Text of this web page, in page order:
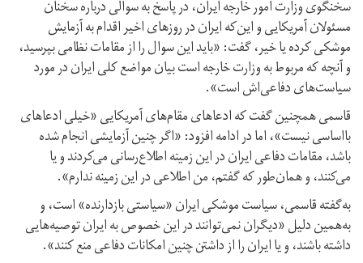
سخنگوی وزارت امور خارجه ایران، در پاسخ به سوالی درباره سخنان
مسئولان آمریکایی و این‌که ایران در روزهای اخیر اقدام به آزمایش
موشکی کرده یا خیر، گفت: «باید این سوال را از مقامات نظامی بپرسید،
و آنچه که مربوط به وزارت خارجه است بیان مواضع کلی ایران در مورد
سیاست‌های دفاعی‌اش است».
قاسمی همچنین گفت که ادعاهای مقام‌های آمریکایی «خیلی ادعاهای
با‌اساسی نیست»، اما در ادامه افزود: «اگر چنین آزمایشی انجام شده
باشد، مقامات دفاعی ایران در این زمینه اطلاع‌رسانی می‌کردند و یا
می‌کنند، و همان‌طور که گفتم، من اطلاعی در این زمینه ندارم».
به‌گفته قاسمی، سیاست موشکی ایران «سیاستی بازدارنده» است، و
به‌همین دلیل «دیگران نمی‌توانند در این خصوص به ایران توصیه‌هایی
داشته باشند، و یا ایران را از داشتن چنین امکانات دفاعی منع کنند».